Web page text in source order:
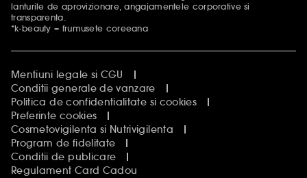
lanturile de aprovizionare, angajamentele corporative si
transparenta.
*k-beauty = frumusete coreeana
Mentiuni legale si CGU
Conditii generale de vanzare
Politica de confidentialitate si cookies
Preferinte cookies
Cosmetovigilenta si Nutrivigilenta
Program de fidelitate
Conditii de publicare
Regulament Card Cadou